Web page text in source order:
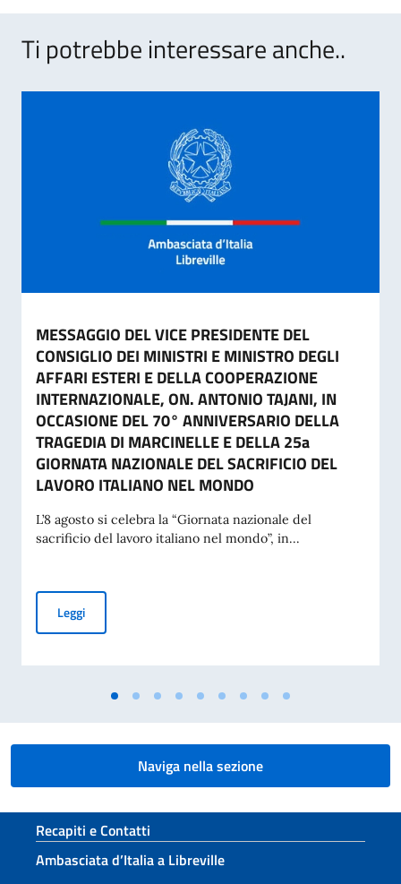
Ti potrebbe interessare anche..
MESSAGGIO DEL VICE PRESIDENTE DEL
CONSIGLIO DEI MINISTRI E MINISTRO DEGLI
AFFARI ESTERI E DELLA COOPERAZIONE
INTERNAZIONALE, ON. ANTONIO TAJANI, IN
OCCASIONE DEL 70° ANNIVERSARIO DELLA
TRAGEDIA DI MARCINELLE E DELLA 25a
GIORNATA NAZIONALE DEL SACRIFICIO DEL
LAVORO ITALIANO NEL MONDO
L’8 agosto si celebra la “Giornata nazionale del
sacrificio del lavoro italiano nel mondo”, in...
LeggiMESSAGGIO DEL VICE PRESIDENTE DEL CONSIGLIO DEI
Naviga nella sezione
Sezione footer
Recapiti e Contatti
Ambasciata d’Italia a Libreville